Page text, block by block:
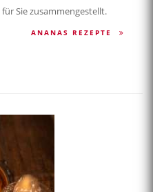
für Sie zusammengestellt.
ANANAS REZEPTE